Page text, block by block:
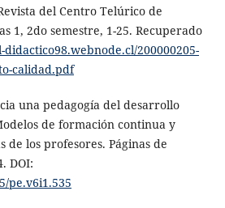
del Centro Telúrico de
1, 2do semestre, 1-25. Recuperado
200000205-
calidad.pdf
una pedagogía del desarrollo
de formación continua y
de los profesores. Páginas de
DOI:
pe.v6i1.535